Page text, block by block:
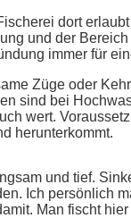
dort
und der
immer für
Züge oder
sind bei
wert.
herunterkommt.
und tief.
Ich persönlich
Man fischt